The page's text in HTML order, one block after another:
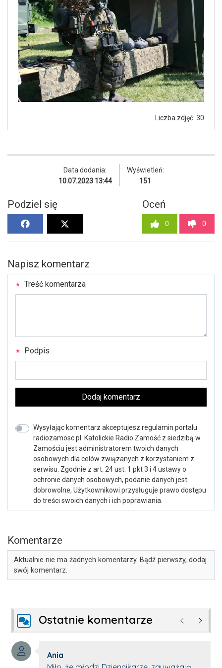
Liczba zdjęć: 30
Data dodania:
10.07.2023 13:44
Wyświetleń:
151
Podziel się Oceń
0 0
Napisz komentarz
Treść komentarza
Podpis
Dodaj komentarz
Wysyłając komentarz akceptujesz regulamin portalu
radiozamosc.pl. Katolickie Radio Zamość z siedzibą w
Zamościu jest administratorem twoich danych
osobowych dla celów związanych z korzystaniem z
serwisu. Zgodnie z art. 24 ust. 1 pkt 3 i 4 ustawy o
ochronie danych osobowych, podanie danych jest
dobrowolne, Użytkownikowi przysługuje prawo dostępu
do treści swoich danych i ich poprawiania.
Komentarze
Aktualnie nie ma żadnych komentarzy. Bądź pierwszy, dodaj
swój komentarz.
Ostatnie komentarze Poprzednie
Autor komentarza:
Ania